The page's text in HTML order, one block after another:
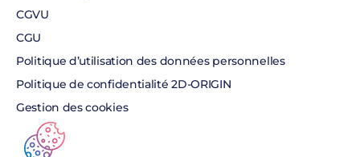
CGVU
CGU
Politique d’utilisation des données personnelles
Politique de confidentialité 2D-ORIGIN
Gestion des cookies